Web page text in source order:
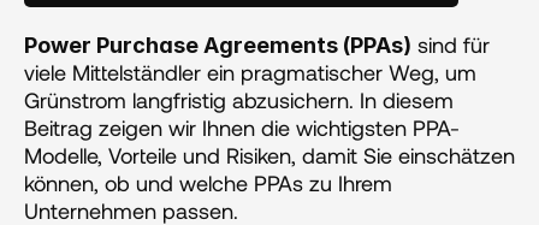
Power Purchase Agreements (PPAs) sind für
viele Mittelständler ein pragmatischer Weg, um
Grünstrom langfristig abzusichern. In diesem
Beitrag zeigen wir Ihnen die wichtigsten PPA-
Modelle, Vorteile und Risiken, damit Sie einschätzen
können, ob und welche PPAs zu Ihrem
Unternehmen passen.